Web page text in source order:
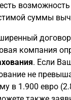
суммы
компания
. Если
не
в 1.900 евро